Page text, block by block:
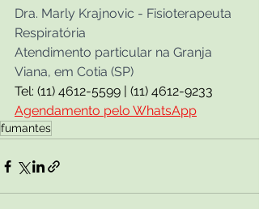
Dra. Marly Krajnovic - Fisioterapeuta
Respiratória
Atendimento particular na Granja
Viana, em Cotia (SP)
Tel: (11) 4612-5599 | (11) 4612-9233
Agendamento pelo WhatsApp
fumantes